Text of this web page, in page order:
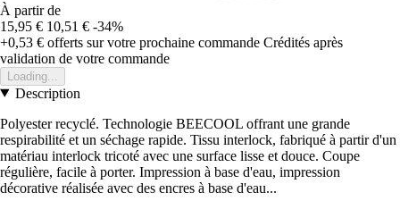
À partir de
15,95 € 10,51 € -34%
+0,53 € offerts sur votre prochaine commande Crédités après
validation de votre commande
Loading...
Description
Polyester recyclé. Technologie BEECOOL offrant une grande
respirabilité et un séchage rapide. Tissu interlock, fabriqué à partir d'un
matériau interlock tricoté avec une surface lisse et douce. Coupe
régulière, facile à porter. Impression à base d'eau, impression
décorative réalisée avec des encres à base d'eau...